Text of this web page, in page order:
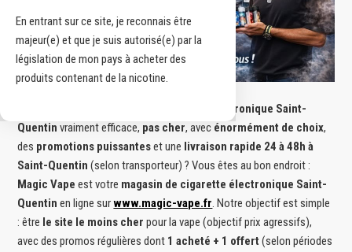
En entrant sur ce site, je reconnais être
majeur(e) et que je suis autorisé(e) par la
législation de mon pays à acheter des
produits contenant de la nicotine.
magasin de cigarette électronique Saint-
Quentin vraiment efficace, pas cher, avec énormément de choix,
des promotions puissanteset une livraison rapide 24 à 48h à
Saint-Quentin (selon transporteur) ? Vous êtes au bon endroit :
Magic Vape est votre magasin de cigarette électronique Saint-
Quentin en ligne surwww.magic-vape.fr. Notre objectif est simple
: être le site le moins cher pour la vape (objectif prix agressifs),
avec des promos régulières dont 1 acheté + 1 offert (selon périodes